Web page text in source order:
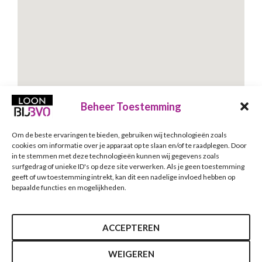
Beheer Toestemming
Om de beste ervaringen te bieden, gebruiken wij technologieën zoals
cookies om informatie over je apparaat op te slaan en/of te raadplegen. Door
in te stemmen met deze technologieën kunnen wij gegevens zoals
surfgedrag of unieke ID's op deze site verwerken. Als je geen toestemming
geeft of uw toestemming intrekt, kan dit een nadelige invloed hebben op
bepaalde functies en mogelijkheden.
ACCEPTEREN
WEIGEREN
Schrijf je in voor onze nieuwsbrief
Nieuwsbrief
E-mailadres*